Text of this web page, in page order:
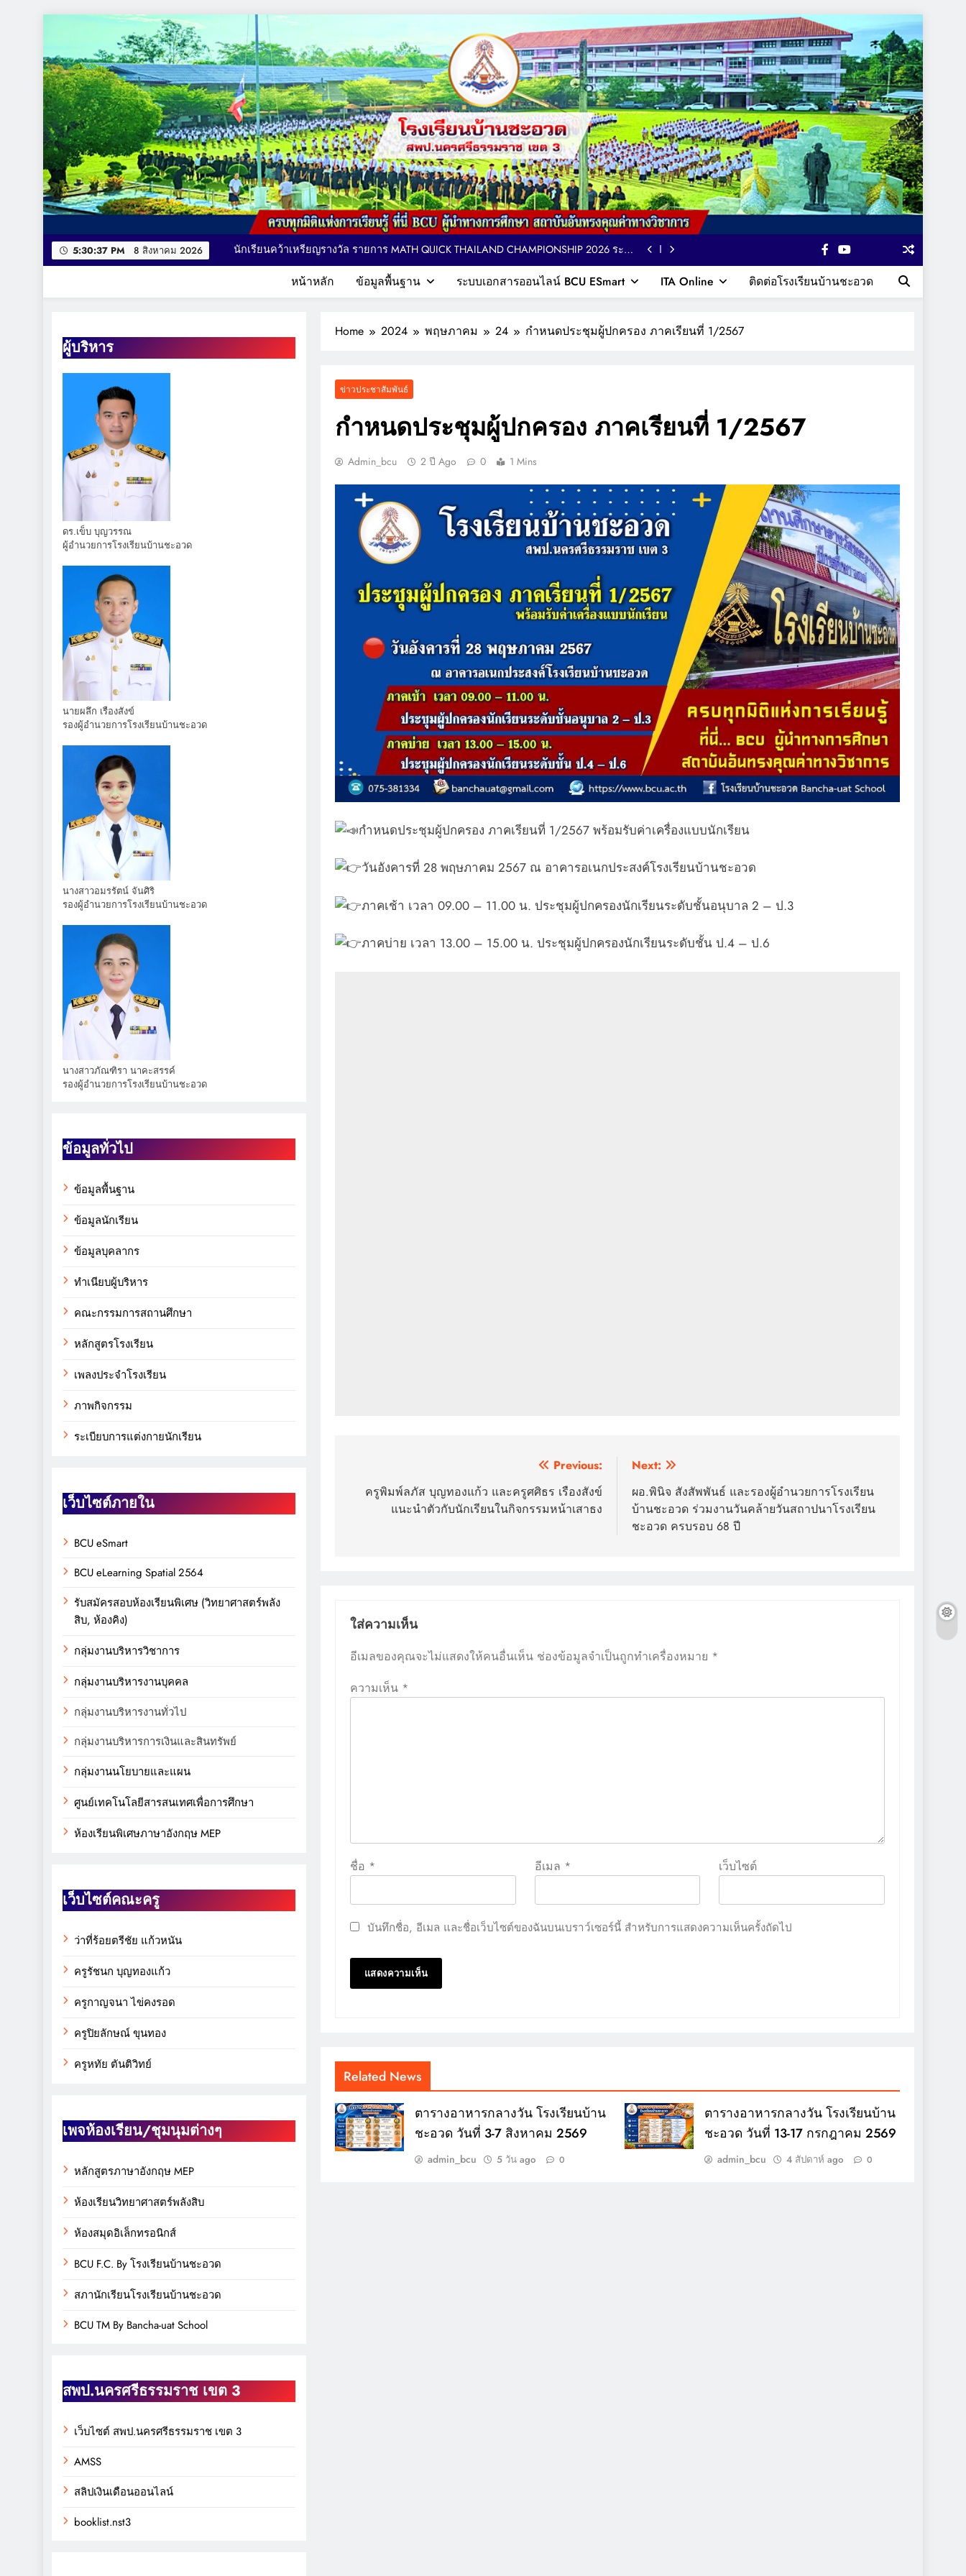
content
5:30:39 PM 8 สิงหาคม 2026
ตารางอาหารกลางวัน โรงเรียนบ้านชะอวด วันที่ 3-7 สิงหาคม 2569
คณะผู้บริหาร เยี่ยม ติดตาม ให้กำลังใจ การจัดกิจกรรมเทควันโด ของนักเรียนหลักสูตรภาษา
อังกฤษ MEP : Bancha-uat School
นักเรียนคว้าเหรียญรางวัล รายการ MATH QUICK THAILAND CHAMPIONSHIP 2026 ระดับ
ประเทศ
มอบถ้วยรางวัล เหรียญรางวัล และเกียรติบัตรแก่นักเรียน รายการมหกรรมกีฬาวิชาการเพื่อ
ตารางอาหารกลางวัน โรงเรียนบ้านชะอวด วันที่ 3-7 สิงหาคม 2569
นักเรียนคว้าเหรียญรางวัล รายการ MATH QUICK THAILAND CHAMPIONSHIP 2026 ระดับ
การศึกษาระดับประเทศ VTEA V-UP+ SUPREME KST LOGIC GAMES 2026
ตารางอาหารกลางวัน โรงเรียนบ้านชะอวด วันที่ 3-7 สิงหาคม 2569
โรงเรียนบ้านชะอวด
ครบทุกมิติแห่งการเรียนรู้ ที่นี่ BCU ผู้นำทางการศึกษา สถาบันอันทรงคุณค่าทางวิชาการ
หน้าหลัก ข้อมูลพื้นฐาน ระบบเอกสารออนไลน์ BCU ESmart ITA Online ติดต่อโรงเรียนบ้านชะอวด
ผู้บริหาร
ดร.เข็บ บุญวรรณ
ผู้อำนวยการโรงเรียนบ้านชะอวด
นายผลึก เรืองสังข์
รองผู้อำนวยการโรงเรียนบ้านชะอวด
นางสาวอมรรัตน์ จันศิริ
รองผู้อำนวยการโรงเรียนบ้านชะอวด
นางสาวภัณฑิรา นาคะสรรค์
รองผู้อำนวยการโรงเรียนบ้านชะอวด
ข้อมูลทั่วไป
ข้อมูลพื้นฐาน
ข้อมูลนักเรียน
ข้อมูลบุคลากร
ทำเนียบผู้บริหาร
คณะกรรมการสถานศึกษา
หลักสูตรโรงเรียน
เพลงประจำโรงเรียน
ภาพกิจกรรม
ระเบียบการแต่งกายนักเรียน
เว็บไซต์ภายใน
BCU eSmart
BCU eLearning Spatial 2564
รับสมัครสอบห้องเรียนพิเศษ (วิทยาศาสตร์พลัง
สิบ, ห้องคิง)
กลุ่มงานบริหารวิชาการ
กลุ่มงานบริหารงานบุคคล
กลุ่มงานบริหารงานทั่วไป
กลุ่มงานบริหารการเงินและสินทรัพย์
กลุ่มงานนโยบายและแผน
ศูนย์เทคโนโลยีสารสนเทศเพื่อการศึกษา
ห้องเรียนพิเศษภาษาอังกฤษ MEP
เว็บไซต์คณะครู
ว่าที่ร้อยตรีชัย แก้วหนัน
ครูรัชนก บุญทองแก้ว
ครูกาญจนา ไข่คงรอด
ครูปิยลักษณ์ ขุนทอง
ครูหทัย ตันติวิทย์
เพจห้องเรียน/ชุมนุมต่างๆ
หลักสูตรภาษาอังกฤษ MEP
ห้องเรียนวิทยาศาสตร์พลังสิบ
ห้องสมุดอิเล็กทรอนิกส์
BCU F.C. By โรงเรียนบ้านชะอวด
สภานักเรียนโรงเรียนบ้านชะอวด
BCU TM By Bancha-uat School
สพป.นครศรีธรรมราช เขต 3
เว็บไซต์ สพป.นครศรีธรรมราช เขต 3
AMSS
สลิปเงินเดือนออนไลน์
booklist.nst3
Home 2024 พฤษภาคม 24 กำหนดประชุมผู้ปกครอง ภาคเรียนที่ 1/2567
ข่าวประชาสัมพันธ์
กำหนดประชุมผู้ปกครอง ภาคเรียนที่ 1/2567
Admin_bcu 2 ปี Ago 0 1 Mins
กำหนดประชุมผู้ปกครอง ภาคเรียนที่ 1/2567 พร้อมรับค่าเครื่องแบบนักเรียน
วันอังคารที่ 28 พฤษภาคม 2567 ณ อาคารอเนกประสงค์โรงเรียนบ้านชะอวด
ภาคเช้า เวลา 09.00 – 11.00 น. ประชุมผู้ปกครองนักเรียนระดับชั้นอนุบาล 2 – ป.3
ภาคบ่าย เวลา 13.00 – 15.00 น. ประชุมผู้ปกครองนักเรียนระดับชั้น ป.4 – ป.6
เรื่อง
Previous:
ครูพิมพ์ลภัส บุญทองแก้ว และครูศศิธร เรืองสังข์
แนะนำตัวกับนักเรียนในกิจกรรมหน้าเสาธง
Next:
ผอ.พินิจ สังสัพพันธ์ และรองผู้อำนวยการโรงเรียน
บ้านชะอวด ร่วมงานวันคล้ายวันสถาปนาโรงเรียน
ชะอวด ครบรอบ 68 ปี
ใส่ความเห็น
อีเมลของคุณจะไม่แสดงให้คนอื่นเห็น ช่องข้อมูลจำเป็นถูกทำเครื่องหมาย *
ความเห็น *
ชื่อ * อีเมล * เว็บไซต์
บันทึกชื่อ, อีเมล และชื่อเว็บไซต์ของฉันบนเบราว์เซอร์นี้ สำหรับการแสดงความเห็นครั้งถัดไป
Related News
ตารางอาหารกลางวัน โรงเรียนบ้าน
ชะอวด วันที่ 3-7 สิงหาคม 2569
admin_bcu 5 วัน ago 0
ตารางอาหารกลางวัน โรงเรียนบ้าน
ชะอวด วันที่ 13-17 กรกฎาคม 2569
admin_bcu 4 สัปดาห์ ago 0